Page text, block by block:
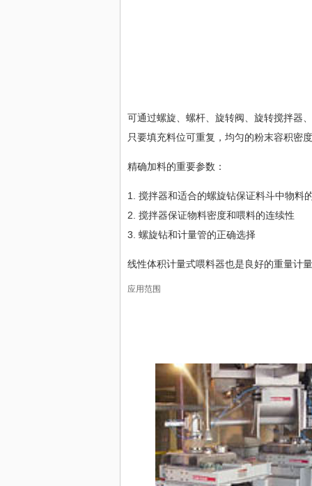
可通过螺旋、螺杆、旋转阀、旋转搅拌器
只要填充料位可重复，均匀的粉末容积密
精确加料的重要参数：
1. 搅拌器和适合的螺旋钻保证料斗中物料
2. 搅拌器保证物料密度和喂料的连续性
3. 螺旋钻和计量管的正确选择
线性体积计量式喂料器也是良好的重量计
应用范围